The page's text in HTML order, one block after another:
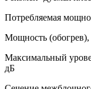
Потребляемая
Мощность (обогрев),
Максимальный
дБ